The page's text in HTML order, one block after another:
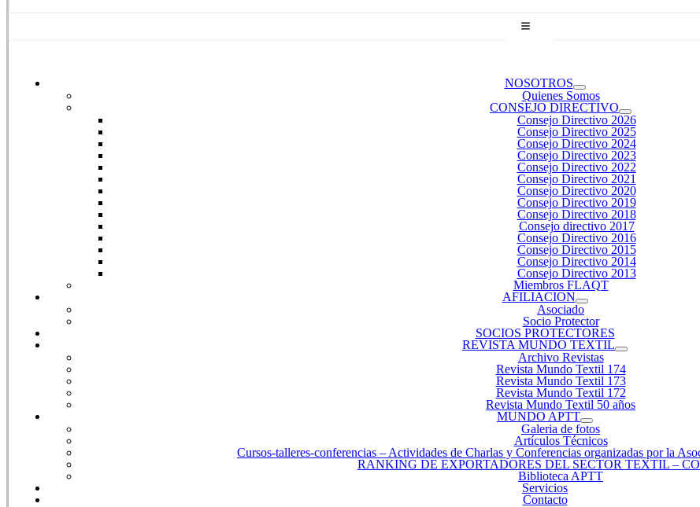
NOSOTROS
Quienes Somos
CONSEJO DIRECTIVO
Consejo Directivo 2026
Consejo Directivo 2025
Consejo Directivo 2024
Consejo Directivo 2023
Consejo Directivo 2022
Consejo Directivo 2021
Consejo Directivo 2020
Consejo Directivo 2019
Consejo Directivo 2018
Consejo directivo 2017
Consejo Directivo 2016
Consejo Directivo 2015
Consejo Directivo 2014
Consejo Directivo 2013
Miembros FLAQT
AFILIACION
Asociado
Socio Protector
SOCIOS PROTECTORES
REVISTA MUNDO TEXTIL
Archivo Revistas
Revista Mundo Textil 174
Revista Mundo Textil 173
Revista Mundo Textil 172
Revista Mundo Textil 50 años
MUNDO APTT
Galeria de fotos
Artículos Técnicos
Cursos-talleres-conferencias – Actividades de Charlas y Conferencias organizadas por la
RANKING DE EXPORTADORES DEL SECTOR TEXTIL –
Biblioteca APTT
Servicios
Contacto